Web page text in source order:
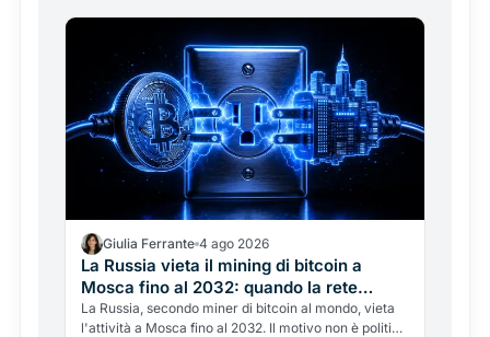
Giulia Ferrante 4 ago 2026
La Russia vieta il mining di bitcoin a
Mosca fino al 2032: quando la rete
elettrica batte le crypto
La Russia, secondo miner di bitcoin al mondo, vieta
l'attività a Mosca fino al 2032. Il motivo non è politico